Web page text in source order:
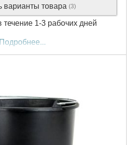
варианты товара (3)
течение 1-3 рабочих дней
Подробнее...